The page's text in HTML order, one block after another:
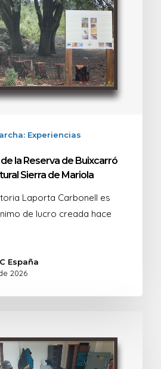
Experiencias
la Reserva de Buixcarró
Sierra de Mariola
Laporta Carbonell es
de lucro creada hace
España
2026